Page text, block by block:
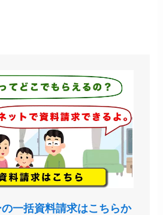
一括資料請求はこちらか